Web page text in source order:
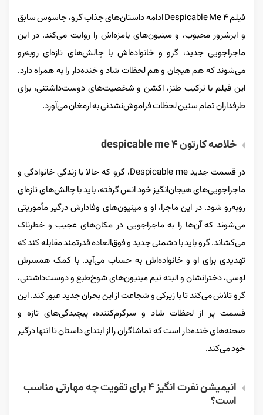
فیلم Despicable Me 4 ادامه داستان‌های جذاب گرو، جاسوس سابق
و ابرشرور محبوب، و مینیون‌های بامزه‌اش را روایت می‌کند. در این
ماجراجویی جدید، گرو و خانواده‌اش با چالش‌های تازه‌ای روبه‌رو
می‌شوند که هم هیجان و هم لحظات شاد و خنده‌دار را به همراه دارد.
این فیلم با ترکیب طنز، اکشن و شخصیت‌های دوست‌داشتنی، برای
طرفداران تمام سنین لحظات فراموش‌نشدنی به ارمغان می‌آورد.
خلاصه کارتون despicable me 4
در قسمت جدید Despicable me، گرو که حالا با زندگی خانوادگی و
ماجراجویی‌های هیجان‌انگیز خود انس گرفته، باید با چالش‌های تازه‌ای
روبه‌رو شود. در این ماجرا، او و مینیون‌های وفادارش درگیر مأموریتی
می‌شوند که آن‌ها را به ماجراجویی در مکان‌های عجیب و خطرناک
می‌کشاند. گرو باید با دشمنی جدید و فوق‌العاده قدرتمند مقابله کند که
تهدیدی برای او و خانواده‌اش به حساب می‌آید. با کمک همسرش
لوسی، دخترانشان و البته تیم مینیون‌های شوخ‌طبع و دوست‌داشتنی،
گرو تلاش می‌کند تا با زیرکی و شجاعت از این بحران جدید عبور کند. این
قسمت پر از لحظات شاد و سرگرم‌کننده، پیچیدگی‌های تازه و
صحنه‌های خنده‌دار است که تماشاگران را از ابتدای داستان تا انتها درگیر
خود می‌کند.
انیمیشن نفرت انگیز ۴ برای تقویت چه مهارتی مناسب
است؟